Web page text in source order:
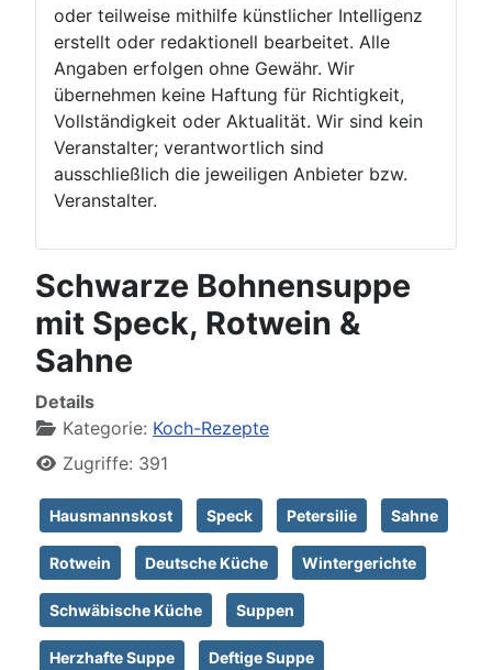
oder teilweise mithilfe künstlicher Intelligenz
erstellt oder redaktionell bearbeitet. Alle
Angaben erfolgen ohne Gewähr. Wir
übernehmen keine Haftung für Richtigkeit,
Vollständigkeit oder Aktualität. Wir sind kein
Veranstalter; verantwortlich sind
ausschließlich die jeweiligen Anbieter bzw.
Veranstalter.
Schwarze Bohnensuppe
mit Speck, Rotwein &
Sahne
Details
Kategorie: Koch-Rezepte
Zugriffe: 391
Hausmannskost Speck Petersilie Sahne
Rotwein Deutsche Küche Wintergerichte
Schwäbische Küche Suppen
Herzhafte Suppe Deftige Suppe